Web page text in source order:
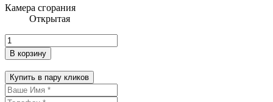
Камера сгорания
Открытая
В корзину
Купить в пару кликов